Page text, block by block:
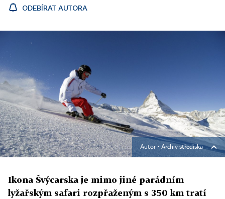
ODEBÍRAT AUTORA
Autor ▪ Archiv střediska
Ikona Švýcarska je mimo jiné parádním
lyžařským safari rozpřaženým s 350 km tratí